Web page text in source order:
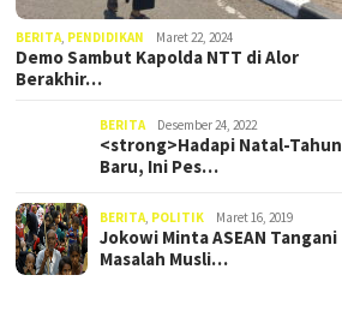
BERITA PENDIDIKAN Maret 22, 2024
Demo Sambut Kapolda NTT di Alor
Berakhir…
BERITA Desember 24, 2022
<strong>Hadapi Natal-Tahun
Baru, Ini Pes…
BERITA POLITIK Maret 16, 2019
Jokowi Minta ASEAN Tangani
Masalah Musli…